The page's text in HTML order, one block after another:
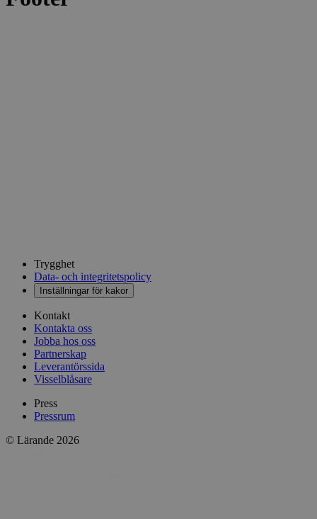
Trygghet
Data- och integritetspolicy
Inställningar för kakor
Kontakt
Kontakta oss
Jobba hos oss
Partnerskap
Leverantörssida
Visselblåsare
Press
Pressrum
© Lärande 2026